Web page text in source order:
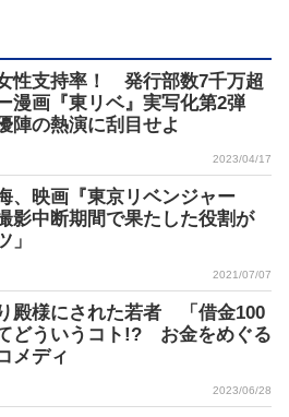
性支持率！ 発行部数7千万超
漫画『東リベ』実写化第2弾
陣の熱演に刮目せよ
2023/04/17
、映画『東京リベンジャー
影中断期間で果たした役割が
」
2021/07/07
殿様にされた若者 「借金100
どういうコト!? お金をめぐる
メディ
2023/06/28